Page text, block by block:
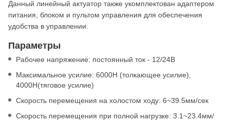
Данный линейный актуатор также укомплектован адаптером
питания, блоком и пультом управления для обеспечения
удобства в управлении.
Параметры
Рабочее напряжение: постоянный ток - 12/24В
Максимальное усилие: 6000Н (толкающее усилие),
4000Н(тяговое усилие)
Скорость перемещения на холостом ходу: 6~39.5мм/сек
Скорость перемещения при полной нагрузке: 3.1~23.4мм/